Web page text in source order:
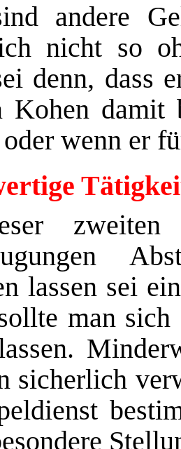
andere
nicht so
denn, dass
Kohen damit
wenn er
lassen sei
man
sicherlich